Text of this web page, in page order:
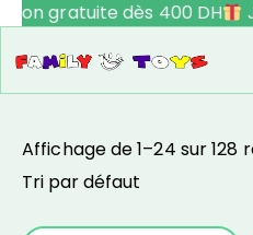
gratuite dès 400 DH
Affichage de 1–24 sur 128